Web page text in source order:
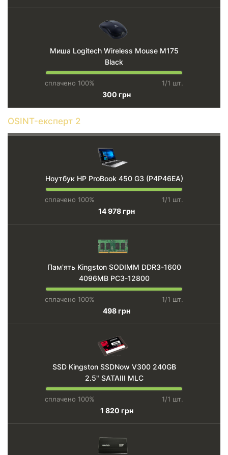
Миша Logitech Wireless Mouse M175
Black
сплачено 100% 1/1 шт.
300 грн
OSINT-експерт 2
Ноутбук HP ProBook 450 G3 (P4P46EA)
сплачено 100% 1/1 шт.
14 978 грн
Пам'ять Kingston SODIMM DDR3-1600
4096MB PC3-12800
сплачено 100% 1/1 шт.
498 грн
SSD Kingston SSDNow V300 240GB
2.5" SATAIII MLC
сплачено 100% 1/1 шт.
1 820 грн